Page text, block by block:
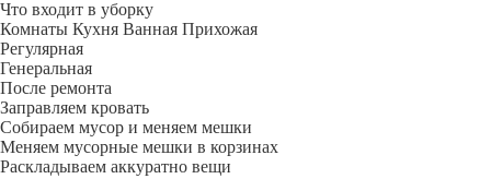
Что входит в уборку
Регу­лярная
Гене­ральная
После ремонта
Заправляем кровать
Собираем мусор и меняем мешки
Меняем мусорные мешки в корзинах
Раскладываем аккуратно вещи